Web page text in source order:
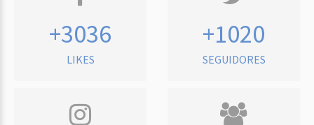
+3036
LIKES
+1020
SEGUIDORES